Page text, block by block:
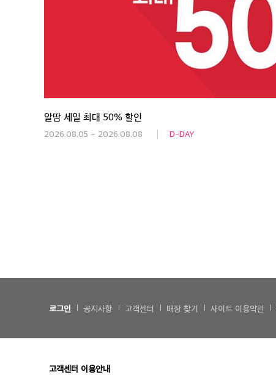
알땀 세일 최대 50% 할인
2026.08.05 ~ 2026.08.08 D-DAY
로그인 공지사항 고객센터 매장 찾기 사이트 이용약관
고객센터 이용안내